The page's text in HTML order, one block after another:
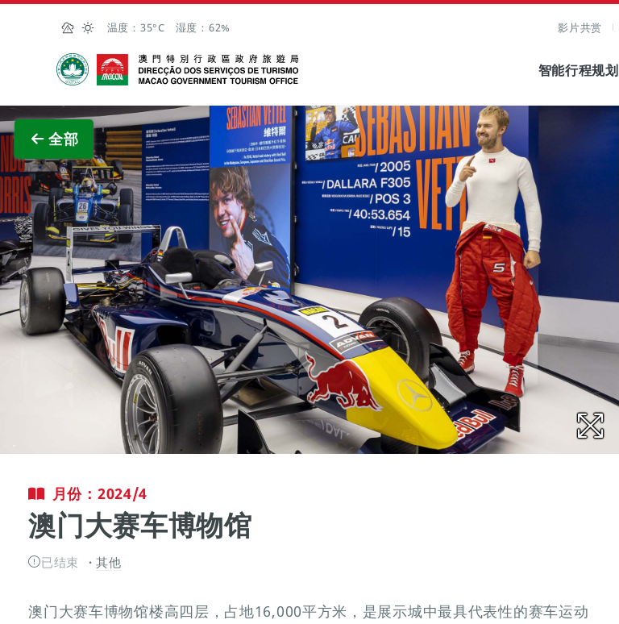
跳至主内容
温度： 35°C 湿度： 62% 影片共赏
澳门特别行政区政府旅游局
智能行程规划
全部
查看原图
月份：2024/4
澳门大赛车博物馆
已结束 其他
澳门大赛车博物馆楼高四层，占地16,000平方米，是展示城中最具代表性的赛车运动